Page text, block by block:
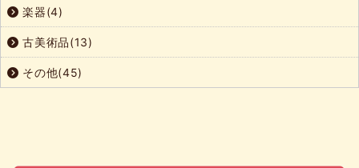
楽器(4)
古美術品(13)
その他(45)